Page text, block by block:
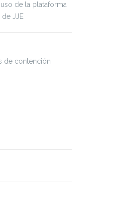
de la plataforma
JJE
de contención